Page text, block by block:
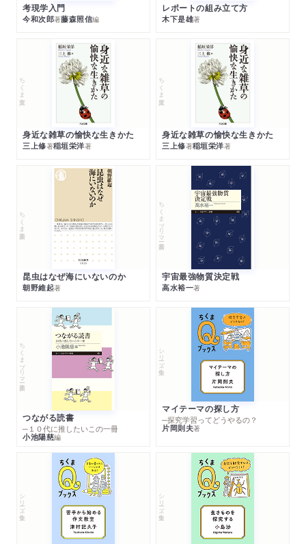
考現学入門
今和次郎著藤森照信編
レポートの組み立て方
木下是雄著
ちくま文庫
身近な雑草の愉快な生きかた
三上修著稲垣栄洋著
ちくま文庫
身近な雑草の愉快な生きかた
三上修著稲垣栄洋著
ちくま新書
昆虫はなぜ海にいないのか
朝野維起著
ちくまプリマー新書
宇宙最強物質決定戦
高水裕一著
ちくまプリマー新書
つながる読書
─１０代に推したいこの一冊
小池陽慈編
シリーズ・全集
マイテーマの探し方
─探究学習ってどうやるの？
片岡則夫著
シリーズ・全集 シリーズ・全集